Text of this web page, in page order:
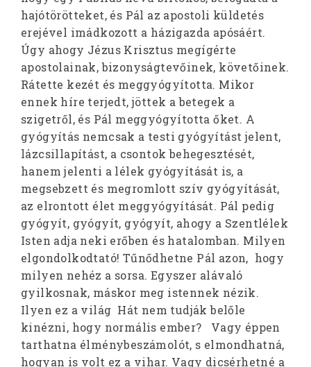
hajótörötteket, és Pál az apostoli küldetés
erejével imádkozott a házigazda apósáért.
Úgy ahogy Jézus Krisztus megígérte
apostolainak, bizonyságtevőinek, követőinek.
Rátette kezét és meggyógyította. Mikor
ennek híre terjedt, jöttek a betegek a
szigetről, és Pál meggyógyította őket. A
gyógyítás nemcsak a testi gyógyítást jelent,
lázcsillapítást, a csontok behegesztését,
hanem jelenti a lélek gyógyítását is, a
megsebzett és megromlott szív gyógyítását,
az elrontott élet meggyógyítását. Pál pedig
gyógyít, gyógyít, gyógyít, ahogy a Szentlélek
Isten adja neki erőben és hatalomban. Milyen
elgondolkodtató! Tűnődhetne Pál azon, hogy
milyen nehéz a sorsa. Egyszer alávaló
gyilkosnak, máskor meg istennek nézik.
Ilyen ez a világ Hát nem tudják belőle
kinézni, hogy normális ember? Vagy éppen
tarthatna élménybeszámolót, s elmondhatná,
hogyan is volt ez a vihar. Vagy dicsérhetné a